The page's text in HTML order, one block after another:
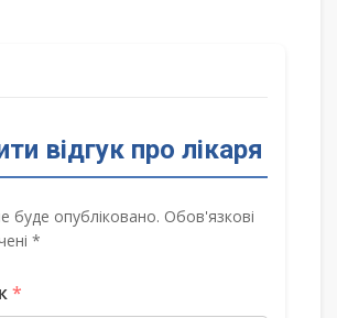
відгук про лікаря
буде опубліковано. Обов'язкові
*
*